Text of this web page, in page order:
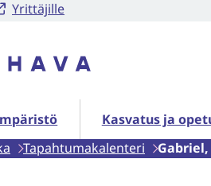
Yrittäjille
alasivut Kasvatus ja
Kasvatus ja
Tapahtumakalenteri